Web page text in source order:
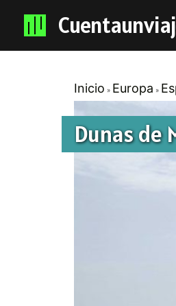
Inicio Europa
Dunas de